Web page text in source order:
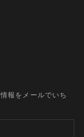
報をメールでいち